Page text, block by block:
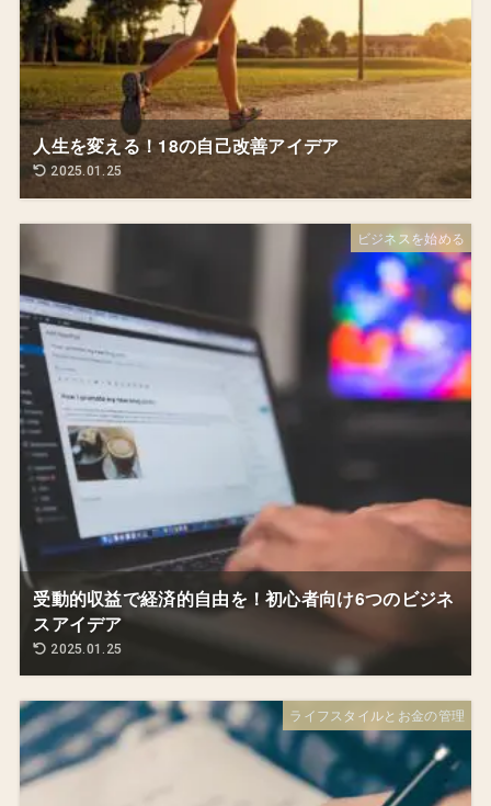
人生を変える！18の自己改善アイデア
2025.01.25
ビジネスを始める
受動的収益で経済的自由を！初心者向け6つのビジネ
スアイデア
2025.01.25
ライフスタイルとお金の管理